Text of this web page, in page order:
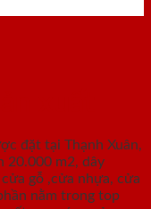
đặt tại Thạnh Xuân,
20.000 m2, dây
gỗ ,cửa nhựa, cửa
nằm trong top